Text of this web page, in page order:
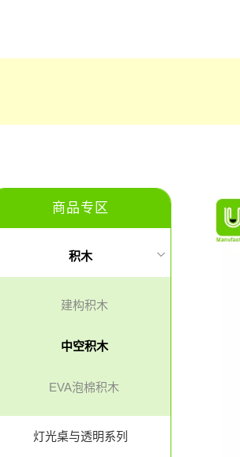
商品专区
积木
建构积木
中空积木
EVA泡棉积木
灯光桌与透明系列